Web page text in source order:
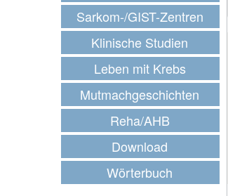
Sarkom-/GIST-Zentren
Klinische Studien
Leben mit Krebs
Mutmachgeschichten
Reha/AHB
Download
Wörterbuch